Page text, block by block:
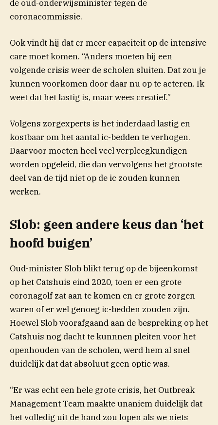
de oud-onderwijsminister tegen de
coronacommissie.
Ook vindt hij dat er meer capaciteit op de intensive
care moet komen. “Anders moeten bij een
volgende crisis weer de scholen sluiten. Dat zou je
kunnen voorkomen door daar nu op te acteren. Ik
weet dat het lastig is, maar wees creatief.”
Volgens zorgexperts is het inderdaad lastig en
kostbaar om het aantal ic-bedden te verhogen.
Daarvoor moeten heel veel verpleegkundigen
worden opgeleid, die dan vervolgens het grootste
deel van de tijd niet op de ic zouden kunnen
werken.
Slob: geen andere keus dan ‘het
hoofd buigen’
Oud-minister Slob blikt terug op de bijeenkomst
op het Catshuis eind 2020, toen er een grote
coronagolf zat aan te komen en er grote zorgen
waren of er wel genoeg ic-bedden zouden zijn.
Hoewel Slob voorafgaand aan de bespreking op het
Catshuis nog dacht te kunnnen pleiten voor het
openhouden van de scholen, werd hem al snel
duidelijk dat dat absoluut geen optie was.
“Er was echt een hele grote crisis, het Outbreak
Management Team maakte unaniem duidelijk dat
het volledig uit de hand zou lopen als we niets